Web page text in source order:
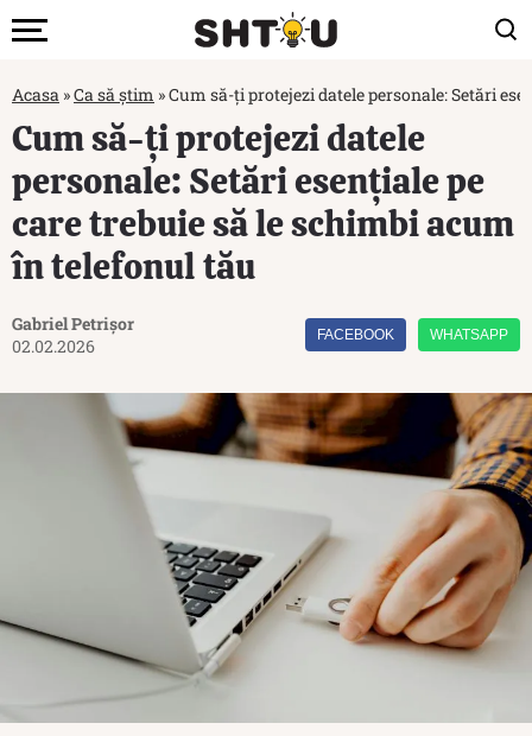
Acasa »Ca să știm »Cum să-ți protejezi datele personale: Setări
Cum să-ți protejezi datele
personale: Setări esențiale pe
care trebuie să le schimbi acum
în telefonul tău
Gabriel Petrișor
02.02.2026
FACEBOOK WHATSAPP